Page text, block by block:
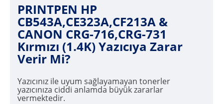
PRINTPEN HP
CB543A,CE323A,CF213A &
CANON CRG-716,CRG-731
Kırmızı (1.4K) Yazıcıya Zarar
Verir Mi?
Yazıcınız ile uyum sağlayamayan tonerler
yazıcınıza ciddi anlamda büyük zararlar
vermektedir.